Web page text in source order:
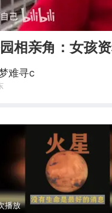
相亲角：女孩
难寻c
播放